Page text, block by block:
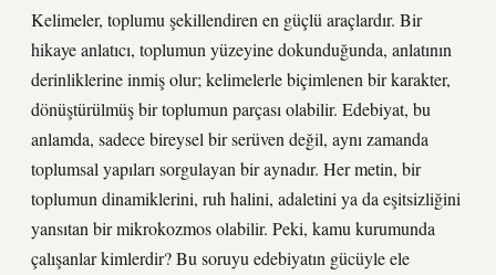
Kelimeler, toplumu şekillendiren en güçlü araçlardır. Bir
hikaye anlatıcı, toplumun yüzeyine dokunduğunda, anlatının
derinliklerine inmiş olur; kelimelerle biçimlenen bir karakter,
dönüştürülmüş bir toplumun parçası olabilir. Edebiyat, bu
anlamda, sadece bireysel bir serüven değil, aynı zamanda
toplumsal yapıları sorgulayan bir aynadır. Her metin, bir
toplumun dinamiklerini, ruh halini, adaletini ya da eşitsizliğini
yansıtan bir mikrokozmos olabilir. Peki, kamu kurumunda
çalışanlar kimlerdir? Bu soruyu edebiyatın gücüyle ele